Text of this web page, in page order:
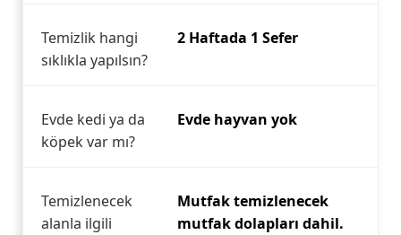
Temizlik hangi
sıklıkla yapılsın?
2 Haftada 1 Sefer
Evde kedi ya da
köpek var mı?
Evde hayvan yok
Temizlenecek
alanla ilgili
Mutfak temizlenecek
mutfak dolapları dahil.